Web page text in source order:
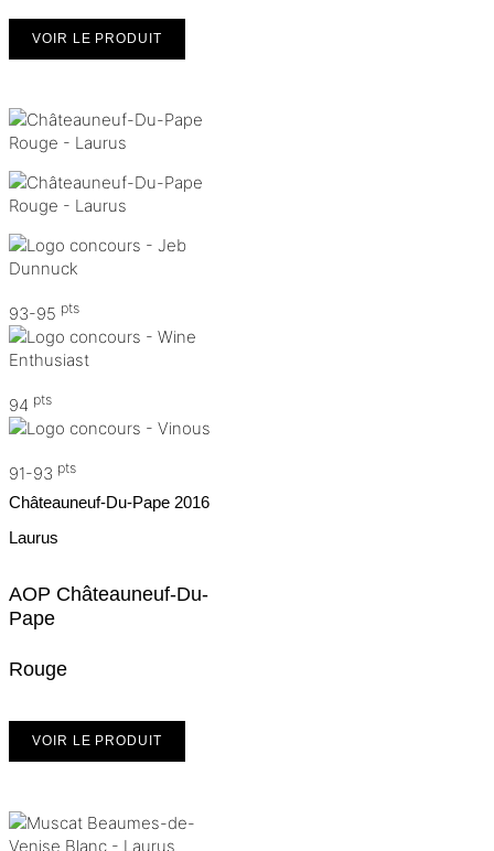
VOIR LE PRODUIT
93-95 pts
94 pts
91-93 pts
Châteauneuf-Du-Pape 2016
Laurus
AOP Châteauneuf-Du-
Pape
Rouge
VOIR LE PRODUIT